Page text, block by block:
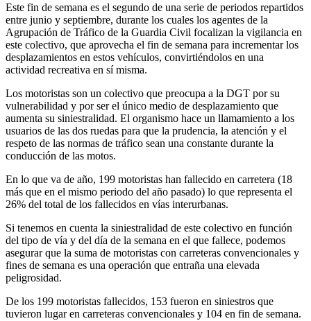
Este fin de semana es el segundo de una serie de periodos repartidos
entre junio y septiembre, durante los cuales los agentes de la
Agrupación de Tráfico de la Guardia Civil focalizan la vigilancia en
este colectivo, que aprovecha el fin de semana para incrementar los
desplazamientos en estos vehículos, convirtiéndolos en una
actividad recreativa en sí misma.
Los motoristas son un colectivo que preocupa a la DGT por su
vulnerabilidad y por ser el único medio de desplazamiento que
aumenta su siniestralidad. El organismo hace un llamamiento a los
usuarios de las dos ruedas para que la prudencia, la atención y el
respeto de las normas de tráfico sean una constante durante la
conducción de las motos.
En lo que va de año, 199 motoristas han fallecido en carretera (18
más que en el mismo periodo del año pasado) lo que representa el
26% del total de los fallecidos en vías interurbanas.
Si tenemos en cuenta la siniestralidad de este colectivo en función
del tipo de vía y del día de la semana en el que fallece, podemos
asegurar que la suma de motoristas con carreteras convencionales y
fines de semana es una operación que entraña una elevada
peligrosidad.
De los 199 motoristas fallecidos, 153 fueron en siniestros que
tuvieron lugar en carreteras convencionales y 104 en fin de semana.